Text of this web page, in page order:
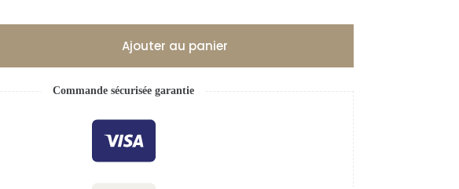
Ajouter au panier
Commande sécurisée garantie